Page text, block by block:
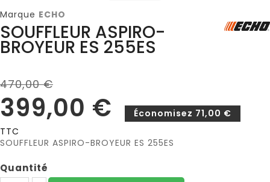
Marque ECHO
SOUFFLEUR ASPIRO-
BROYEUR ES 255ES
470,00 €
399,00 €
Économisez 71,00 €
TTC
SOUFFLEUR ASPIRO-BROYEUR ES 255ES
Quantité